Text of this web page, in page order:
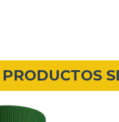
PRODUCTOS